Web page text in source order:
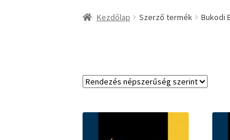
Kezdőlap Szerző termék Bukodi